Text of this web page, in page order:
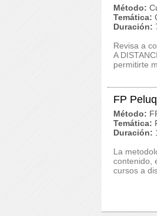
Método:
Temática:
Duración:
Revisa a
A
permitirte
FP
Método:
Temática:
Duración:
La
contenido,
cursos a